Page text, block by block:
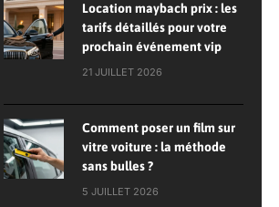
Location maybach prix : les
tarifs détaillés pour votre
prochain événement vip
21 JUILLET 2026
Comment poser un film sur
vitre voiture : la méthode
sans bulles ?
5 JUILLET 2026